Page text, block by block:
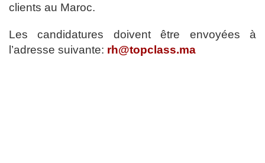
clients au Maroc.
Les candidatures doivent être envoyées à
l’adresse suivante: rh@topclass.ma